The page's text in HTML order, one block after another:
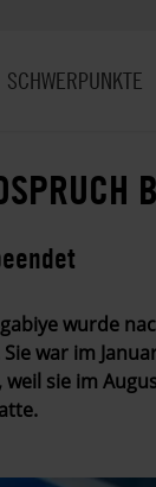
SCHWERPUNKTE
wurde
war im
sie im